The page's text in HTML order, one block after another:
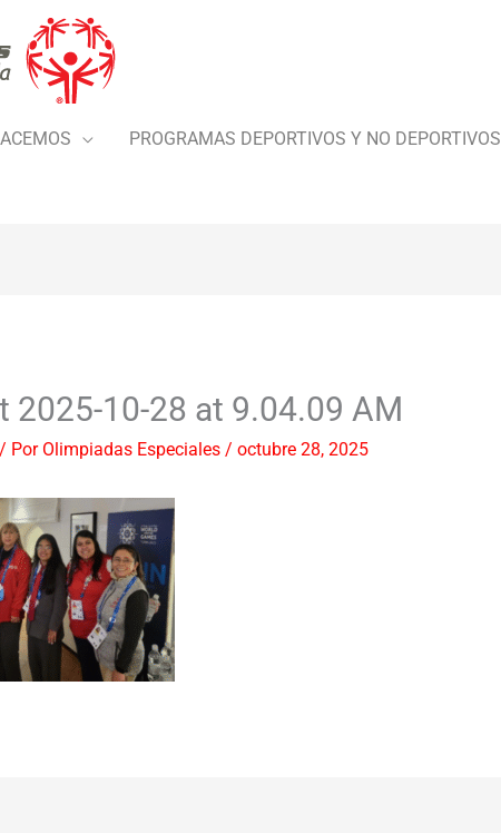
PROGRAMAS DEPORTIVOS Y NO DEPORTIVOS
2025-10-28 at 9.04.09 AM
/ Por Olimpiadas Especiales / octubre 28, 2025